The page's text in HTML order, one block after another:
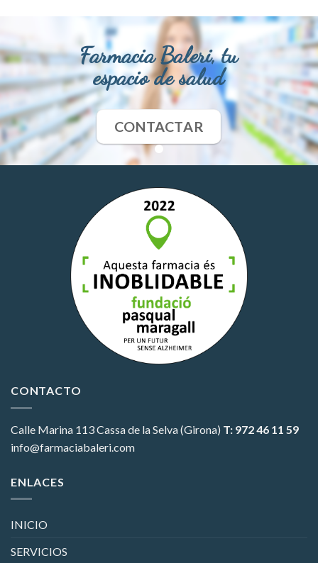
Farmacia Baleri, tu
espacio de salud
CONTACTAR
CONTACTO
Calle Marina 113Cassa de la Selva (Girona) T: 972 46 11 59
info@farmaciabaleri.com
ENLACES
INICIO
SERVICIOS